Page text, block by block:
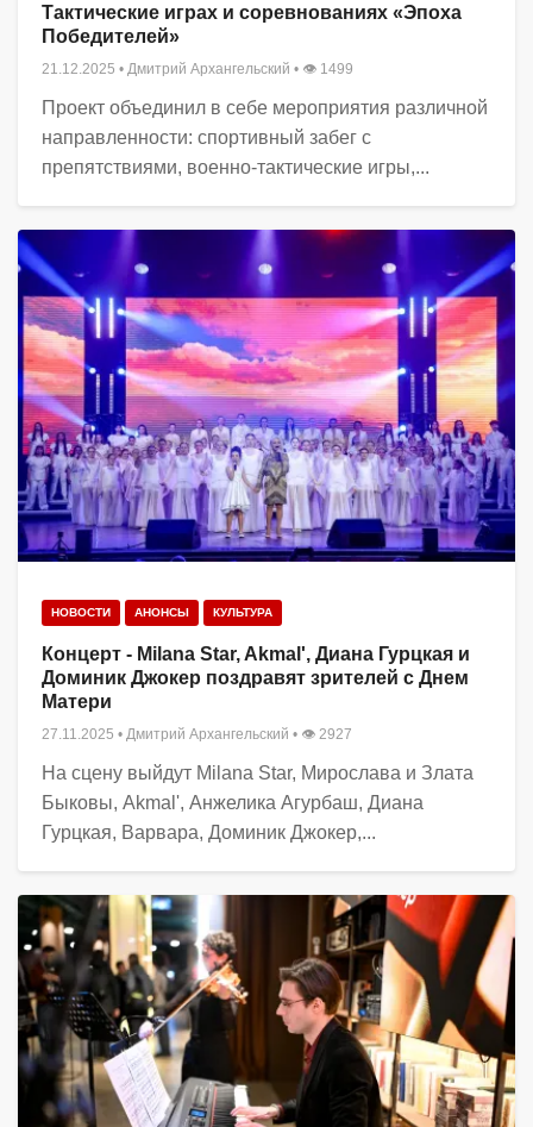
Тактические играх и соревнованиях «Эпоха
Победителей»
21.12.2025 • Дмитрий Архангельский • 👁 1499
Проект объединил в себе мероприятия различной
направленности: спортивный забег с
препятствиями, военно-тактические игры,...
НОВОСТИ АНОНСЫ КУЛЬТУРА
Концерт - Milana Star, Akmal', Диана Гурцкая и
Доминик Джокер поздравят зрителей с Днем
Матери
27.11.2025 • Дмитрий Архангельский • 👁 2927
На сцену выйдут Milana Star, Мирослава и Злата
Быковы, Akmal', Анжелика Агурбаш, Диана
Гурцкая, Варвара, Доминик Джокер,...